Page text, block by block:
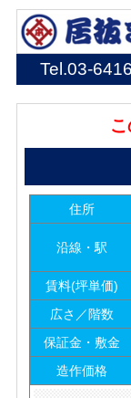
Tel.03-
住所
沿線・駅
賃料(坪単価)
広さ／階数
保証金・敷金
造作価格